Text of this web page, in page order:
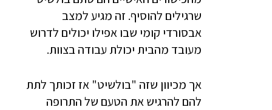
שרגילים להוסיף. זה מגיע למצב
אבסורדי קומי שבו אפילו יכולים לדרוש
מעובד מהבית יכולת עבודה בצוות.
אך מכיוון שזה "בולשיט" אז זכותך לתת
להם להרגיש את הטעם של התרופה